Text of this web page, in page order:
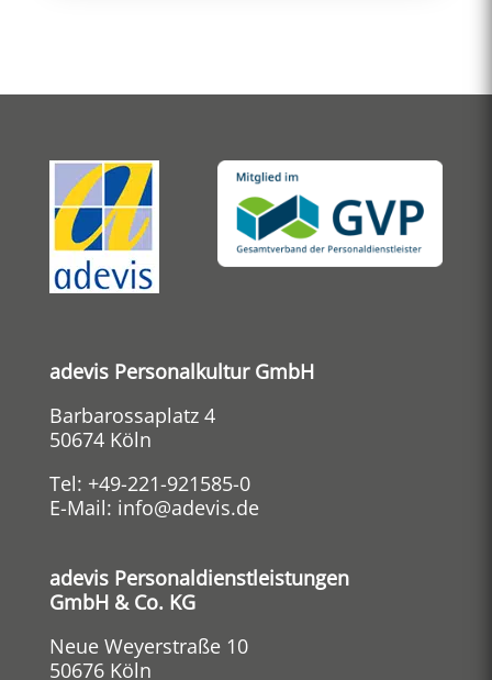
adevis Personalkultur GmbH
Barbarossaplatz 4
50674 Köln
Tel: +49-221-921585-0
E-Mail: info@adevis.de
adevis Personaldienstleistungen
GmbH & Co. KG
Neue Weyerstraße 10
50676 Köln